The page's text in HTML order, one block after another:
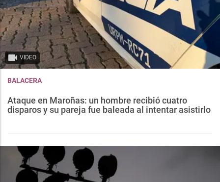
VIDEO
BALACERA
Ataque en Maroñas: un hombre recibió cuatro
disparos y su pareja fue baleada al intentar asistirlo